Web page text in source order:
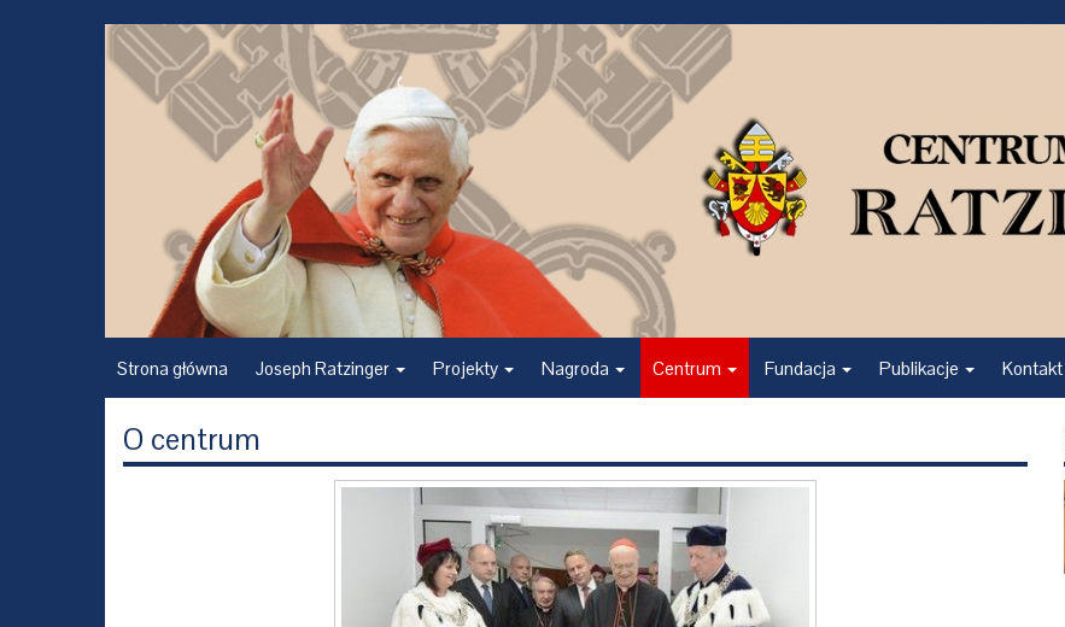
Strona główna Joseph Ratzinger Projekty Nagroda Centrum Fundacja Publikacje Kontakt
O centrum